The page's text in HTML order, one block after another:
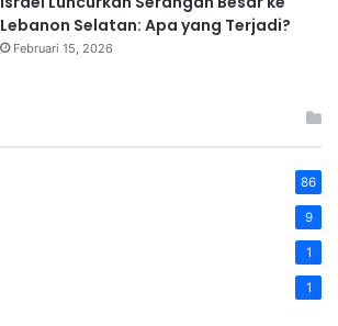
Lebanon Selatan: Apa yang Terjadi?
Februari 15, 2026
86
9
1
1